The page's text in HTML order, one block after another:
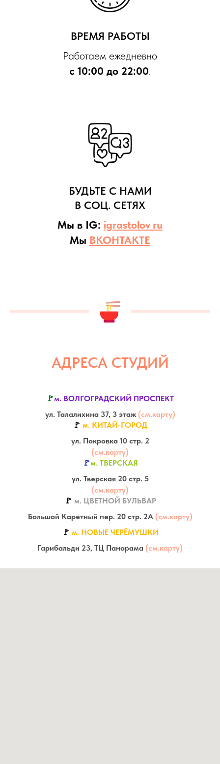
ВРЕМЯ РАБОТЫ
Работаем ежедневно
с 10:00 до 22:00.
БУДЬТЕ С НАМИ
В СОЦ. СЕТЯХ
Мы в IG: igrastolov_ru
Мы ВКОНТАКТЕ
АДРЕСА СТУДИЙ
🚩м. ВОЛГОГРАДСКИЙ ПРОСПЕКТ
ул. Талалихина 37, 3 этаж (см.карту)
🚩 м. КИТАЙ-ГОРОД
ул. Покровка 10 стр. 2
(см.карту)
🚩м. ТВЕРСКАЯ
ул. Тверская 20 стр. 5
(см.карту)
🚩 м. ЦВЕТНОЙ БУЛЬВАР
Большой Каретный пер. 20 стр. 2А (см.карту)
🚩 м. НОВЫЕ ЧЕРЁМУШКИ
Гарибальди 23, ТЦ Панорама (см.карту)